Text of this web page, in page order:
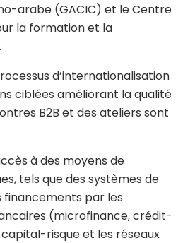
arabe (GACIC) et le Centre
la formation et la
d’internationalisation
ciblées améliorant la qualité
B2B et des ateliers sont
à des moyens de
tels que des systèmes de
financements par les
(microfinance, crédit-
risque et les réseaux